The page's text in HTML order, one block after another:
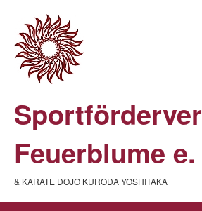
Feuerblume e.
& KARATE DOJO KURODA YOSHITAKA